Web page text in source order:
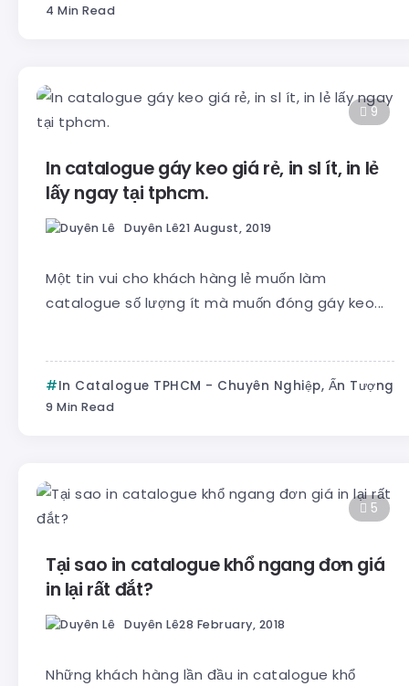
4 Min Read
9
In catalogue gáy keo giá rẻ, in sl ít, in lẻ
lấy ngay tại tphcm.
Duyên Lê21 August, 2019
Một tin vui cho khách hàng lẻ muốn làm
catalogue số lượng ít mà muốn đóng gáy keo...
In Catalogue TPHCM - Chuyên Nghiệp, Ấn Tượng
9 Min Read
5
Tại sao in catalogue khổ ngang đơn giá
in lại rất đắt?
Duyên Lê28 February, 2018
Những khách hàng lần đầu in catalogue khổ